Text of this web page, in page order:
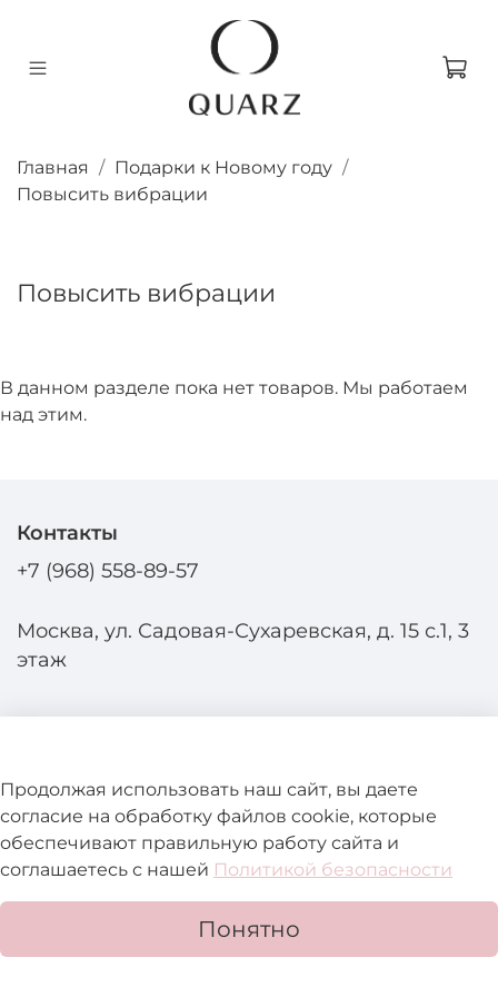
Главная
Подарки к Новому году
Повысить вибрации
Повысить вибрации
В данном разделе пока нет товаров. Мы работаем
над этим.
Помощь и информация
Подробнее о магазине
Контакты
+7 (968) 558-89-57
Москва, ул. Садовая-Сухаревская, д. 15 с.1, 3
этаж
Продолжая использовать наш сайт, вы даете
согласие на обработку файлов cookie, которые
обеспечивают правильную работу сайта и
соглашаетесь с нашей Политикой безопасности
Понятно